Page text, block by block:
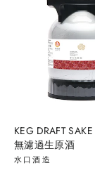
KEG DRAFT
無濾過生原酒
水口酒造